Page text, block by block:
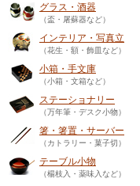
グラス・酒器
（盃・屠蘇器など）
インテリア・写真立
（花生・額・飾皿など）
小箱・手文庫
（小箱・文箱など）
ステーショナリー
（万年筆・デスク小物）
箸・箸置・サーバー
（カトラリー・菓子切）
テーブル小物
（楊枝入・薬味入など）